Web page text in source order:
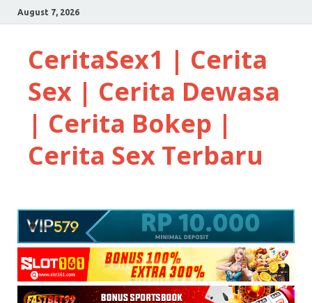
August 7, 2026
CeritaSex1 | Cerita
Sex | Cerita Dewasa
| Cerita Bokep |
Cerita Sex Terbaru